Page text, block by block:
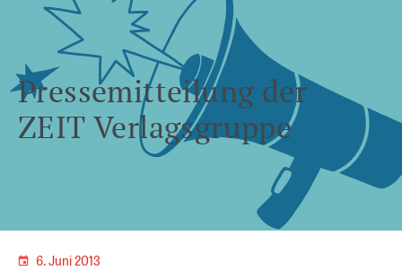
Pressemitteilung der
ZEIT Verlagsgruppe
6. Juni 2013